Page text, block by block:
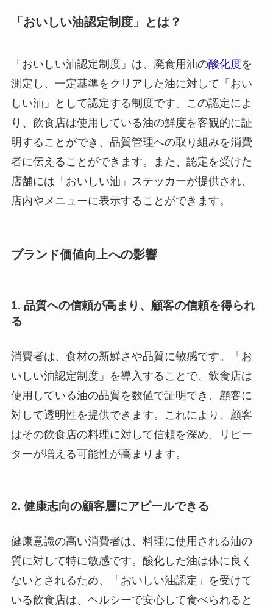
「おいしい油認定制度」とは？
「おいしい油認定制度」は、廃食用油の酸化度を
測定し、一定基準をクリアした油に対して「おい
しい油」として認定する制度です。この認定によ
り、飲食店は使用している油の鮮度を客観的に証
明することができ、品質管理への取り組みを消費
者に伝えることができます。また、認定を受けた
店舗には「おいしい油」ステッカーが提供され、
店内やメニューに表示することができます。
ブランド価値向上への影響
1. 品質への信頼が高まり、顧客の信頼を得られ
る
消費者は、食材の新鮮さや品質に敏感です。「お
いしい油認定制度」を導入することで、飲食店は
使用している油の品質を数値で証明でき、顧客に
対して透明性を提供できます。これにより、顧客
はその飲食店の料理に対して信頼を深め、リピー
ターが増える可能性が高まります。
2. 健康志向の顧客層にアピールできる
健康意識の高い消費者は、料理に使用される油の
質に対して特に敏感です。酸化した油は体に良く
ないとされるため、「おいしい油認定」を受けて
いる飲食店は、ヘルシーで安心して食べられると